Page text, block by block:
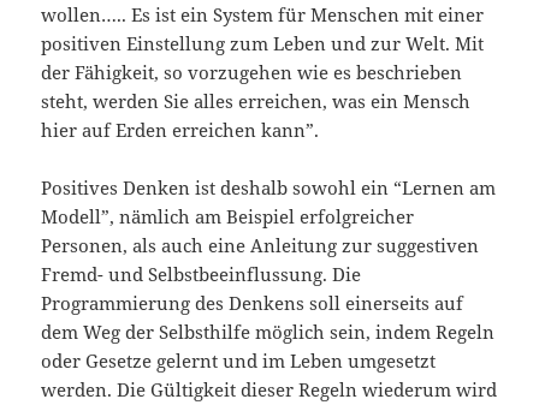
wollen….. Es ist ein System für Menschen mit einer
positiven Einstellung zum Leben und zur Welt. Mit
der Fähigkeit, so vorzugehen wie es beschrieben
steht, werden Sie alles erreichen, was ein Mensch
hier auf Erden erreichen kann”.
Positives Denken ist deshalb sowohl ein “Lernen am
Modell”, nämlich am Beispiel erfolgreicher
Personen, als auch eine Anleitung zur suggestiven
Fremd- und Selbstbeeinflussung. Die
Programmierung des Denkens soll einerseits auf
dem Weg der Selbsthilfe möglich sein, indem Regeln
oder Gesetze gelernt und im Leben umgesetzt
werden. Die Gültigkeit dieser Regeln wiederum wird